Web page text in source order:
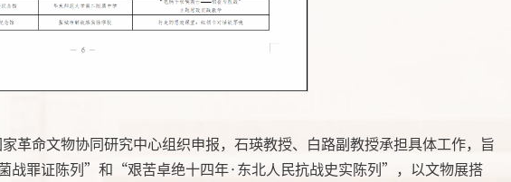
革命文物协同研究中心组织申报， 石瑛教授、 白路副教授承担具体工作，旨
战罪证陈列”和“艰苦卓绝十四年·东北人民抗战史实陈列”，以文物展搭